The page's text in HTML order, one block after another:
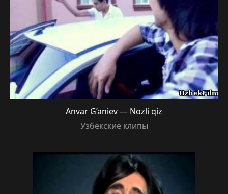
Anvar G’aniev — Nozli qiz
Узбекские клипы